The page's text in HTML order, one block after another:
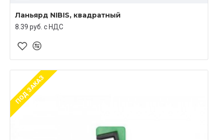
Ланьярд NIBIS, квадратный
8.39 руб. c НДС
ПОД ЗАКАЗ